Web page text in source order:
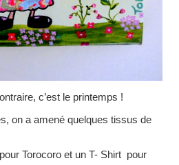
c’est le printemps !
on a amené quelques tissus de
Torocoro et un T- Shirt pour